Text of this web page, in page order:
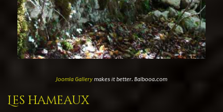
Joomla Gallerymakes it better. Balbooa.com
Les hameaux